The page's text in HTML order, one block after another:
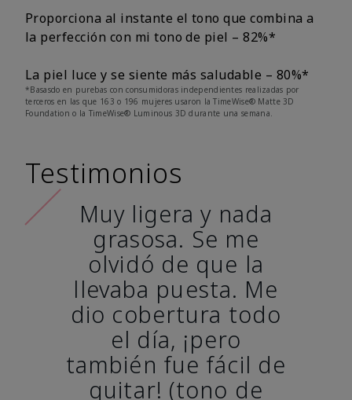
Proporciona al instante el tono que combina a
la perfección con mi tono de piel – 82%*
La piel luce y se siente más saludable – 80%*
*Basasdo en purebas con consumidoras independientes realizadas por
terceros en las que 163 o 196 mujeres usaron la TimeWise® Matte 3D
Foundation o la TimeWise® Luminous 3D durante una semana.
Testimonios
Muy ligera y nada
grasosa. Se me
olvidó de que la
llevaba puesta. Me
dio cobertura todo
el día, ¡pero
también fue fácil de
quitar! (tono de